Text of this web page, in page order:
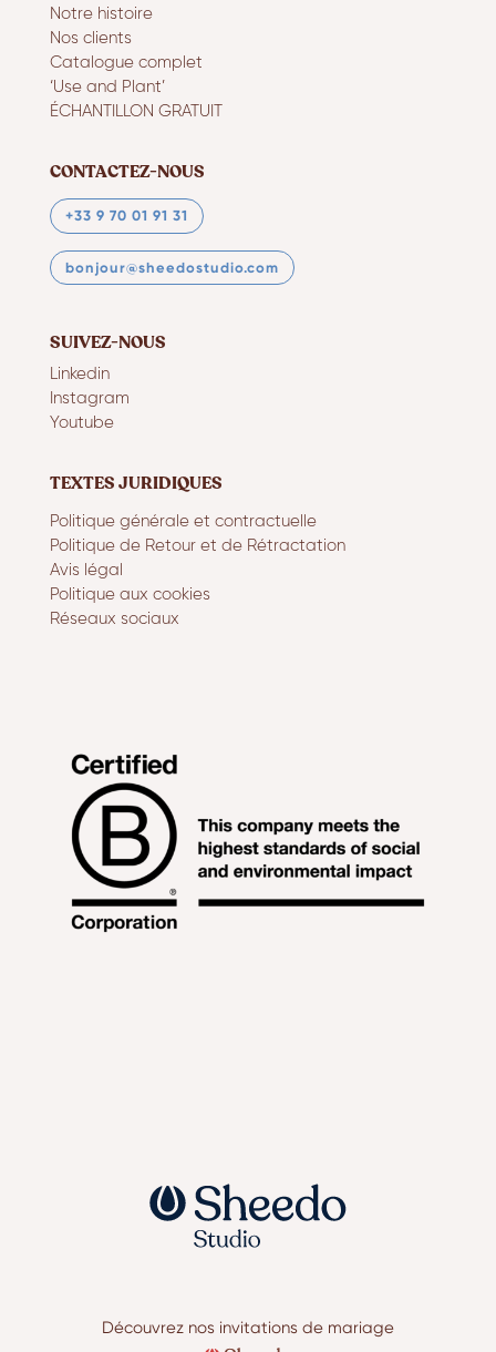
Notre histoire
Nos clients
Catalogue complet
‘Use and Plant’
ÉCHANTILLON GRATUIT
CONTACTEZ-NOUS
+33 9 70 01 91 31
bonjour@sheedostudio.com
SUIVEZ-NOUS
Linkedin
Instagram
Youtube
TEXTES JURIDIQUES
Politique générale et contractuelle
Politique de Retour et de Rétractation
Avis légal
Politique aux cookies
Réseaux sociaux
Découvrez nos invitations de mariage